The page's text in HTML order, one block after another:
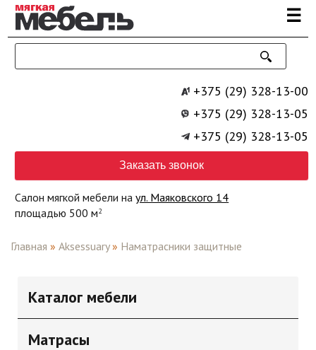
Перейти к основному содержанию ☰
+375 (29) 328-13-00
+375 (29) 328-13-05
+375 (29) 328-13-05
Заказать звонок
Салон мягкой мебели наул. Маяковского 14
площадью 500 м2
Главная » Aksessuary » Наматрасники защитные
Каталог мебели
Матрасы